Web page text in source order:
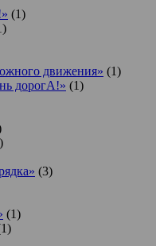
(1)
движения» (1)
дорогА!» (1)
(3)
(1)